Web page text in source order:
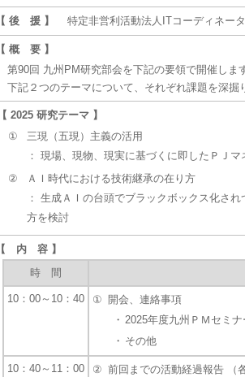
【 後 援 】 特定非営利活動法人ITコーディネー
【 概 要 】
第90回 九州PM研究部会を下記の要領で開催しま
下記２つのテーマについて、それぞれ課題を深掘
【 2025 研究テーマ 】
①
三現（五現）主義の活用
： 現場、現物、現実に基づくに即したＰＪ
②
ＡＩ時代における技術継承の在り方
： 生成ＡＩの台頭でブラックボックス化さ
方を検討
【 内 容 】
時 間
10：00～10：40 ① 開会、連絡事項
・ 2025年度九州ＰＭセミ
・ その他
10：40～11：00 ② 前回までの活動経過報告 （